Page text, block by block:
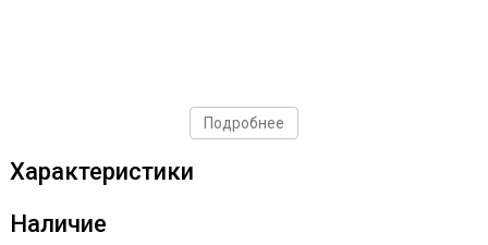
Подробнее
Характеристики
Наличие